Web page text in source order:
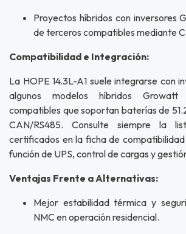
Proyectos híbridos con inversores
de terceros compatibles mediante
Compatibilidad e Integración:
La HOPE 14.3L-A1 suele integrarse con
algunos modelos híbridos Growatt
compatibles que soportan baterías de
CAN/RS485. Consulte siempre la
certificados en la ficha de
función de UPS, control de cargas y
Ventajas Frente a Alternativas:
Mejor estabilidad térmica y
NMC en operación residencial.